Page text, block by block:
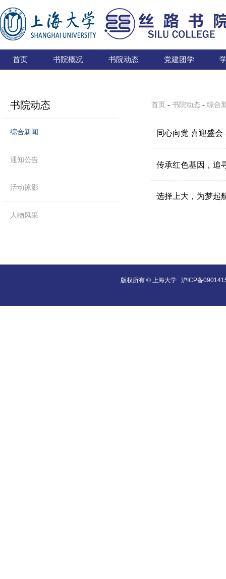
首页 书院概况 书院动态 党建团学
书院动态
综合新闻
通知公告
活动掠影
人物风采
首页 - 书院动态 - 综合
同心向党 喜迎盛
传承红色基因，追
选择上大，为梦起
版权所有 © 上海大学 沪ICP备